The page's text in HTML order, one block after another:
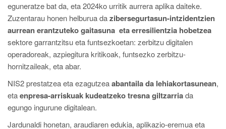
eguneratze bat da, eta 2024ko urritik aurrera aplika daiteke.
Zuzentarau honen helburua dazibersegurtasun-intzidentzien
aurrean erantzuteko gaitasuna eta erresilientzia hobetzea
sektore garrantzitsu eta funtsezkoetan: zerbitzu digitalen
operadoreak, azpiegitura kritikoak, funtsezko zerbitzu-
hornitzaileak, eta abar.
NIS2 prestatzea eta ezagutzeaabantaila da lehiakortasunean,
etaenpresa-arriskuak kudeatzeko tresna giltzarriada
egungo ingurune digitalean.
Jardunaldi honetan, araudiaren edukia, aplikazio-eremua eta